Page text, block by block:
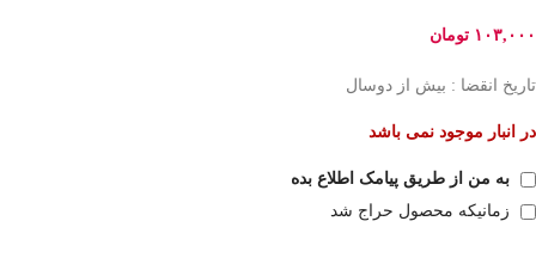
۱۰۳,۰۰۰ تومان
تاریخ انقضا : بیش از دوسال
در انبار موجود نمی باشد
به من از طریق پیامک اطلاع بده
زمانیکه محصول حراج شد